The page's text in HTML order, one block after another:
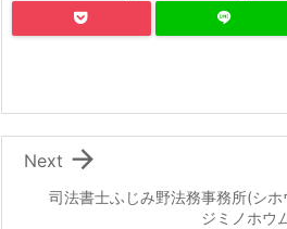
司法書士ふじみ野法務事務所(シホ
ジミノホウ

Next